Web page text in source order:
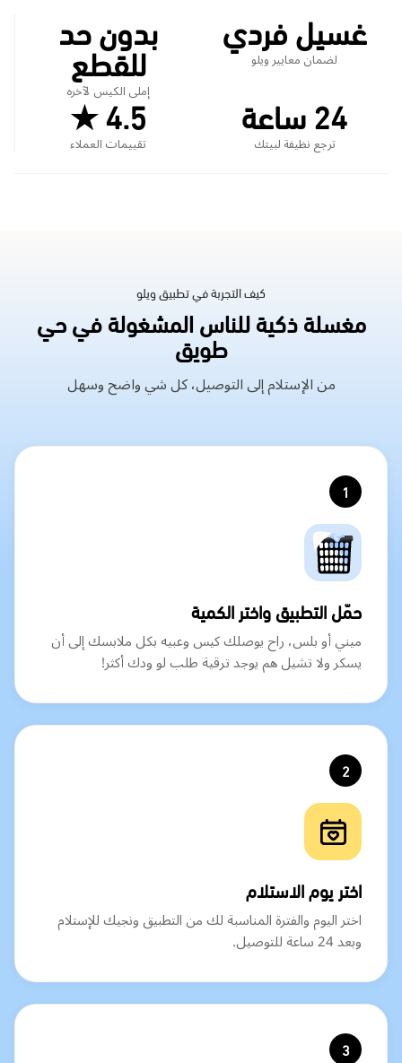
غسيل فردي
لضمان معايير ويلو
بدون حد
للقطع
إملى الكيس لآخره 24 ساعة
ترجع نظيفة لبيتك
4.5 ★
تقييمات العملاء
كيف التجربة في تطبيق ويلو
مغسلة ذكية للناس المشغولة في حي
طويق
من الإستلام إلى التوصيل، كل شي واضح وسهل
1
حمّل التطبيق واختر الكمية
ميني أو بلس، راح يوصلك كيس وعبيه بكل ملابسك إلى أن
يسكر ولا تشيل هم يوجد ترقية طلب لو ودك أكثر!
2
اختر يوم الاستلام
اختر اليوم والفترة المناسبة لك من التطبيق ونجيك للإستلام
وبعد 24 ساعة للتوصيل.
3